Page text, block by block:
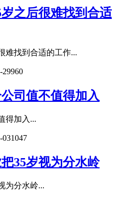
之后很难找到合适
难找到合适的工作...
29960
司值不值得加入
得加入...
031047
35岁视为分水岭
为分水岭...